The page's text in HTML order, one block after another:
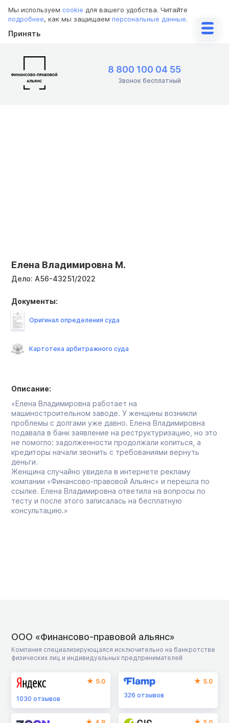
Мы используем cookie для вашего удобства. Читайте
подробнее, как мы защищаем персональные данные.
Принять
8 800 100 04 55
Звонок бесплатный
Елена Владимировна М.
Дело: А56-43251/2022
Описание:
«Елена Владимировна работает на
машиностроительном заводе. У женщины возникли
проблемы с долгами уже давно. Елена Владимировна
подавала в банк заявление на реструктуризацию, но это
не помогло: задолженности продолжали копиться, а
кредиторы начали звонить с требованиями вернуть
деньги.
Женщина случайно увидела в интернете рекламу
компании «Финансово-правовой Альянс» и перешла по
ссылке. Елена Владимировна ответила на вопросы по
тесту и после этого записалась на бесплатную
консультацию.»
Документы:
Оригинал определения суда
Картотека арбитражного суда
ООО «Финансово-правовой альянс»
Компания специализирующаяся исключительно на банкротстве
физических лиц и индивидуальных предпринимателей
5.0
1030 отзывов
5.0
326отзывов